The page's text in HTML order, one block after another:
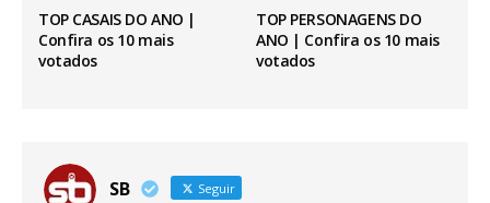
TOP CASAIS DO ANO |
Confira os 10 mais
votados
TOP PERSONAGENS DO
ANO | Confira os 10 mais
votados
SB Seguir